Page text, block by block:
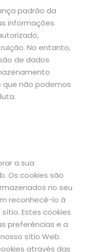
padrão da
informações
No entanto,
de dados
que não podemos
a sua
Os cookies são
no seu
reconhecê-lo à
Estes cookies
preferências e a
sítio Web.
através das